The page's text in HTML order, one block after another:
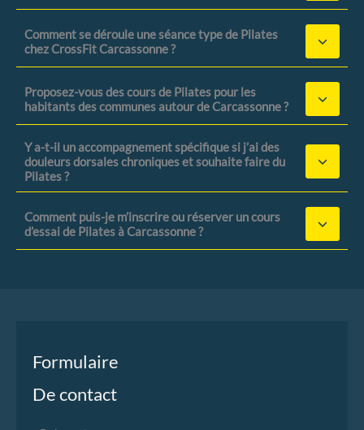
Comment se déroule une séance type de Pilates
chez CrossFit Carcassonne ?
Proposez-vous des cours de Pilates pour les
habitants des communes autour de Carcassonne ?
Y a-t-il un accompagnement spécifique si j’ai des
douleurs dorsales chroniques et souhaite faire du
Pilates ?
Comment puis-je m’inscrire ou réserver un cours
d’essai de Pilates à Carcassonne ?
Formulaire
De contact